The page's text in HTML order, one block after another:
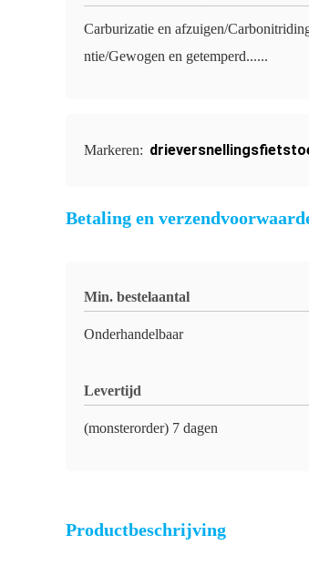
Carburizatie en afzuigen/
ntie/Gewogen en getemperd......
Markeren:
Betaling en
Min. bestelaantal
Onderhandelbaar
Levertijd
(monsterorder) 7 dagen
Productbeschrijving